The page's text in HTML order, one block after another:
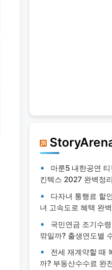
마룬5 내한공연
킨텍스 2027 완벽정리
다자녀 통행료 할
녀 고속도로 혜택 완
국민연금 조기수
깎일까? 출생연도별
전세 재계약할 때
까? 부동산수수료 완